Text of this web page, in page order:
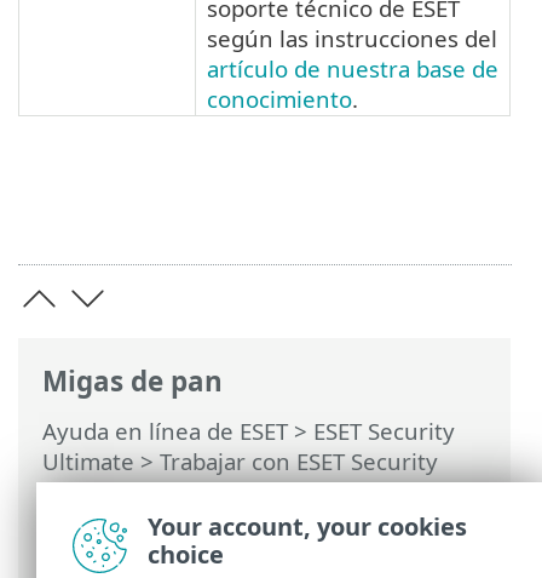
Migas de pan
Ayuda en línea de ESET> ESET Security
Ultimate>Trabajar con ESET Security
Ultimate>Configuración>Herramientas
de seguridad> Banca y navegación
seguras > Notificación en el navegador
soporte técnico de ESET
según las instrucciones del
artículo de nuestra base de
conocimiento.
Your account, your cookies
choice